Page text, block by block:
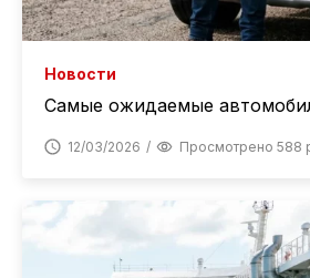
Новости
Самые ожидаемые
12/03/2026 Просмотрено 588